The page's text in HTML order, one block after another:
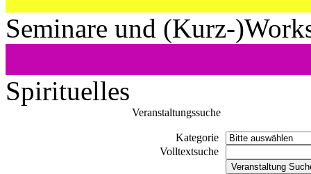
Seminare und (Kurz-
Spirituelles
Veranstaltungssuche
Kategorie
Volltextsuche